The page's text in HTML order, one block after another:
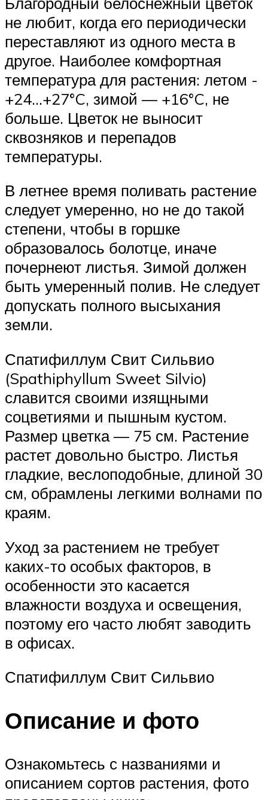
не любит, когда его периодически
переставляют из одного места в
другое. Наиболее комфортная
температура для растения: летом -
+24…+27°C, зимой — +16°C, не
больше. Цветок не выносит
сквозняков и перепадов
температуры.
В летнее время поливать растение
следует умеренно, но не до такой
степени, чтобы в горшке
образовалось болотце, иначе
почернеют листья. Зимой должен
быть умеренный полив. Не следует
допускать полного высыхания
земли.
Спатифиллум Свит Сильвио
(Spathiphyllum Sweet Silvio)
славится своими изящными
соцветиями и пышным кустом.
Размер цветка — 75 см. Растение
растет довольно быстро. Листья
гладкие, веслоподобные, длиной 30
см, обрамлены легкими волнами по
краям.
Уход за растением не требует
каких-то особых факторов, в
особенности это касается
влажности воздуха и освещения,
поэтому его часто любят заводить
в офисах.
Спатифиллум Свит Сильвио
Описание и фото
Ознакомьтесь с названиями и
описанием сортов растения, фото